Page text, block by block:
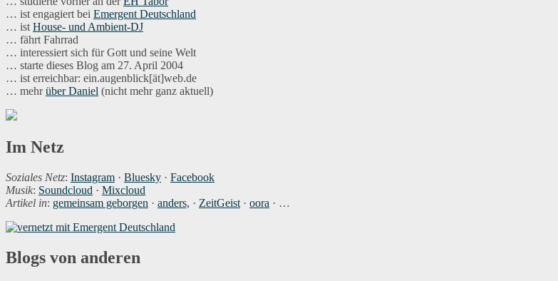
… ist engagiert bei Emergent Deutschland
… istHouse- und Ambient-DJ
… fährt Fahrrad
… interessiert sich für Gott und seine Welt
… starte dieses Blog am 27. April 2004
… ist erreichbar: ein.augenblick[ät]web.de
… mehrüber Daniel (nicht mehr ganz aktuell)
Im Netz
Soziales Netz: Instagram · Bluesky · Facebook
Musik: Soundcloud · Mixcloud
Artikel in: gemeinsam geborgen · anders, · ZeitGeist · oora · …
Blogs von anderen